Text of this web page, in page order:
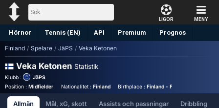
LIGOR MENY
Hörnor Tennis (EN) API Premium Prognos
Finland / Spelare / JäPS / Veka Ketonen
Veka Ketonen Statistik
Klubb :
JäPS
Position : Midfielder Nationalitet : Finland Birthplace :Finland - Finland
Allmän Mål, xG, skott Assists och passningar Dribbling